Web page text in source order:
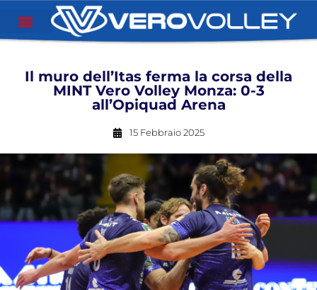
Il muro dell’Itas ferma la corsa della
MINT Vero Volley Monza: 0-3
all’Opiquad Arena
15 Febbraio 2025